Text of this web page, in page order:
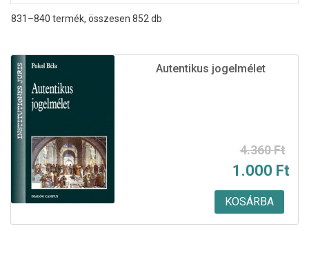
831–840 termék, összesen 852 db
Autentikus jogelmélet
4.360Ft
Original
price
was:
4.360 Ft.
1.000 Ft
Current
price
is:
1.000 Ft.
KOSÁRBA